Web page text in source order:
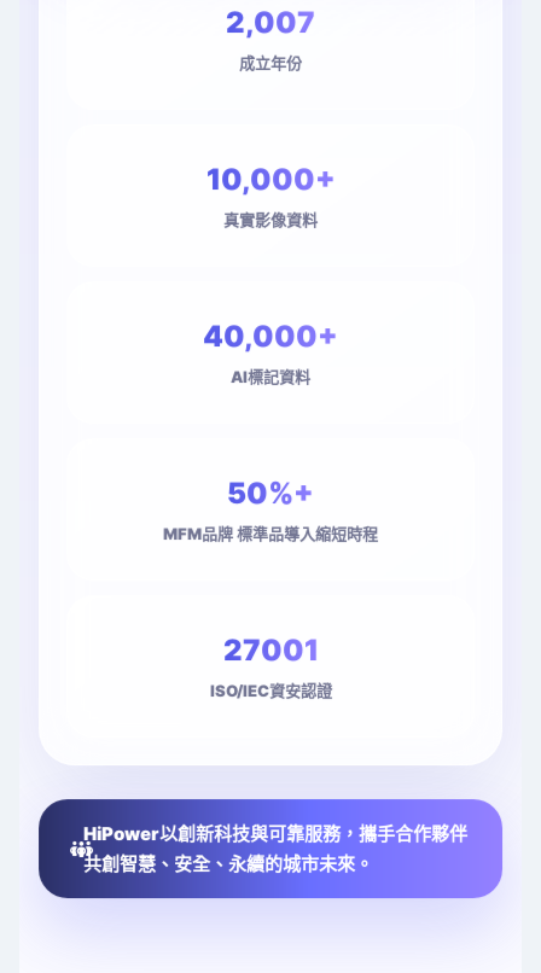
2,007
成立年份
10,000
真實影像資料
40,000
AI標記資料
50
MFM品牌 標準品導入縮短時程
27001
ISO/IEC資安認證
HiPower以創新科技與可靠服務，攜手合作夥伴
共創智慧、安全、永續的城市未來。